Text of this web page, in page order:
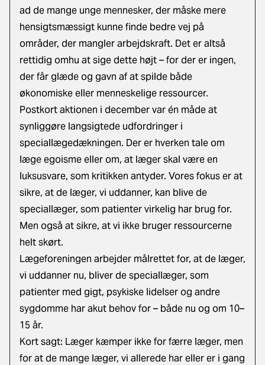
ad de mange unge mennesker, der måske mere
hensigtsmæssigt kunne finde bedre vej på
områder, der mangler arbejdskraft. Det er altså
rettidig omhu at sige dette højt – for der er ingen,
der får glæde og gavn af at spilde både
økonomiske eller menneskelige ressourcer.
Postkort aktionen i december var én måde at
synliggøre langsigtede udfordringer i
speciallægedækningen. Der er hverken tale om
læge egoisme eller om, at læger skal være en
luksusvare, som kritikken antyder. Vores fokus er at
sikre, at de læger, vi uddanner, kan blive de
speciallæger, som patienter virkelig har brug for.
Men også at sikre, at vi ikke bruger ressourcerne
helt skørt.
Lægeforeningen arbejder målrettet for, at de læger,
vi uddanner nu, bliver de speciallæger, som
patienter med gigt, psykiske lidelser og andre
sygdomme har akut behov for – både nu og om 10–
15 år.
Kort sagt: Læger kæmper ikke for færre læger, men
for at de mange læger, vi allerede har eller er i gang